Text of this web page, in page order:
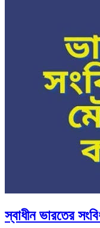
স্বাধীন ভারতের